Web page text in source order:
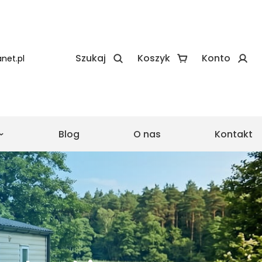
Szukaj Koszyk Konto
realizacje Zadaszeń
realizacje Wiat
ze szkła
Pergola ze składanym
dachem
Drewniane zadaszenie
Blog O nas Kontakt